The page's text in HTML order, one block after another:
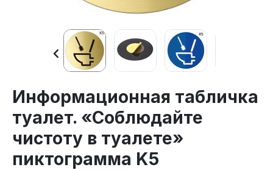
Информационная табличка
туалет. «Соблюдайте
чистоту в туалете»
пиктограмма K5